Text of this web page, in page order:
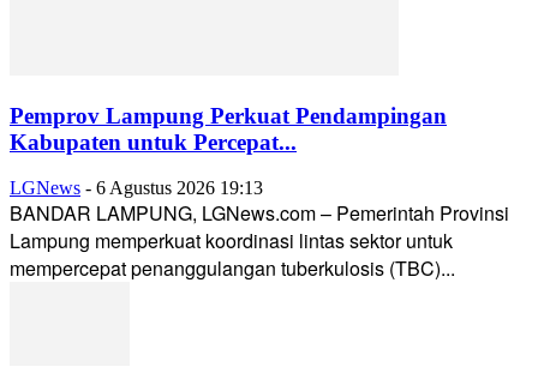
Pemprov Lampung Perkuat Pendampingan
Kabupaten untuk Percepat...
LGNews - 6 Agustus 2026 19:13
BANDAR LAMPUNG, LGNews.com – Pemerintah Provinsi
Lampung memperkuat koordinasi lintas sektor untuk
mempercepat penanggulangan tuberkulosis (TBC)...